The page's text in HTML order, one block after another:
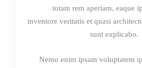
totam rem aperiam, eaque
inventore veritatis et quasi
sunt explicabo.
Nemo enim ipsam voluptatem